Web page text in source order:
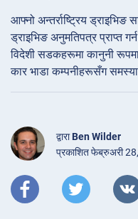
आफ्नो अन्तर्राष्ट्रिय ड्राइभिङ
ड्राइभिङ अनुमतिपत्र प्राप्त
विदेशी सडकहरूमा कानुनी
कार भाडा कम्पनीहरूसँग
द्वाराBen Wilder
प्रकाशित फेब्रुअरी